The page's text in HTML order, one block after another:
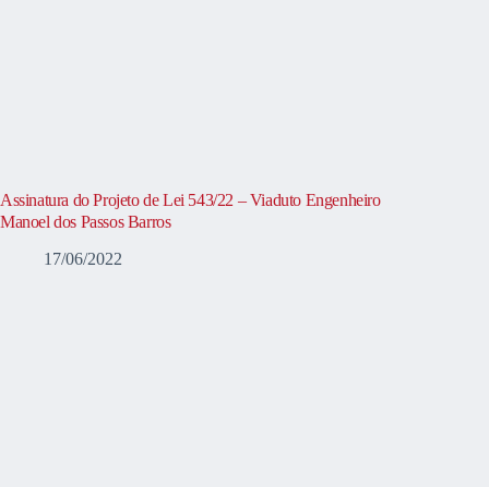
Assinatura do Projeto de Lei 543/22 – Viaduto Engenheiro
Manoel dos Passos Barros
17/06/2022